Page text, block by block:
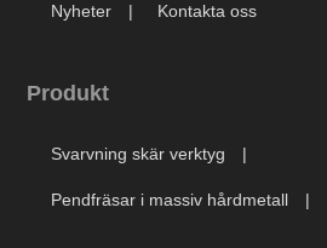
Nyheter Kontakta oss
Produkt
Svarvning skär verktyg
Pendfräsar i massiv hårdmetall